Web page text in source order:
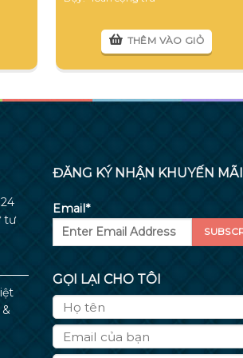
THÊM VÀO GIỎ
tư
ĐĂNG KÝ NHẬN KHUYẾN MÃI
Email*
GỌI LẠI CHO TÔI